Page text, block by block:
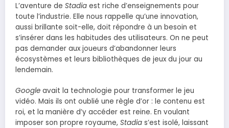
L’aventure de Stadia est riche d’enseignements pour
toute l’industrie. Elle nous rappelle qu’une innovation,
aussi brillante soit-elle, doit répondre à un besoin et
s’insérer dans les habitudes des utilisateurs. On ne peut
pas demander aux joueurs d’abandonner leurs
écosystèmes et leurs bibliothèques de jeux du jour au
lendemain.
Google avait la technologie pour transformer le jeu
vidéo. Mais ils ont oublié une règle d’or : le contenu est
roi, et la manière d’y accéder est reine. En voulant
imposer son propre royaume, Stadia s’est isolé, laissant